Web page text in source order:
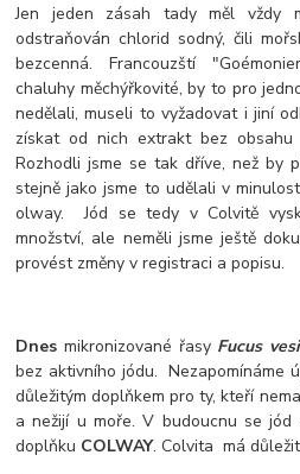
Jen jeden zásah tady měl vždy
odstraňován chlorid sodný, čili
bezcenná. Francouzští
chaluhy měchýřkovité, by to pro
nedělali, museli to vyžadovat i jiní
získat od nich extrakt bez
Rozhodli jsme se tak dříve, než by
stejně jako jsme to udělali v
olway. Jód se tedy v Colvitě
množství, ale neměli jsme ještě
provést změny v registraci a popisu.
Dnes mikronizované řasy Fucus
bez aktivního jódu. Nezapomínáme
důležitým doplňkem pro ty, kteří
a nežijí u moře. V budoucnu se jód
doplňku COLWAY. Colvita má